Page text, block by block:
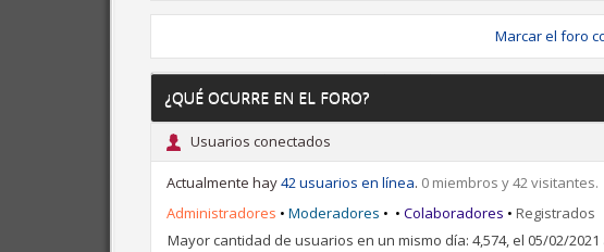
Marcar el foro
¿QUÉ OCURRE EN EL FORO?
Usuarios conectados
Actualmente hay42 usuarios en línea. 0 miembros y 42 visitantes.
Mayor cantidad de usuarios en un mismo día: 4,574, el 05/02/2021
Administradores • Moderadores • • Colaboradores • Registrados